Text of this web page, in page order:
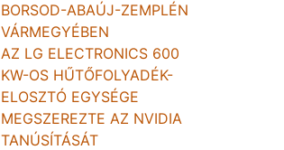
BORSOD-ABAÚJ-ZEMPLÉN
VÁRMEGYÉBEN
AZ LG ELECTRONICS 600
KW-OS HŰTŐFOLYADÉK-
ELOSZTÓ EGYSÉGE
MEGSZEREZTE AZ NVIDIA
TANÚSÍTÁSÁT